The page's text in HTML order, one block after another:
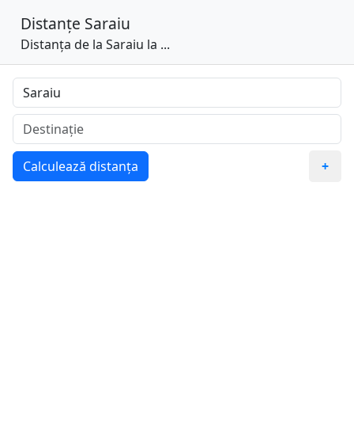
Distanțe Saraiu
Distanța de la Saraiu la ...
Calculează distanța +